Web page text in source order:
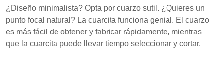
¿Diseño minimalista? Opta por cuarzo sutil. ¿Quieres un
punto focal natural? La cuarcita funciona genial. El cuarzo
es más fácil de obtener y fabricar rápidamente, mientras
que la cuarcita puede llevar tiempo seleccionar y cortar.